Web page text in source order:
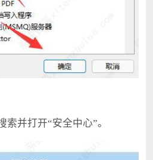
并打开“安全中心”。